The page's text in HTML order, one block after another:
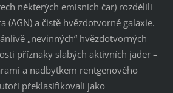
některých emisních čar) rozdělili
(AGN) a čistě hvězdotvorné galaxie.
„nevinných“ hvězdotvorných
příznaky slabých aktivních jader –
a nadbytkem rentgenového
překlasifikovali jako